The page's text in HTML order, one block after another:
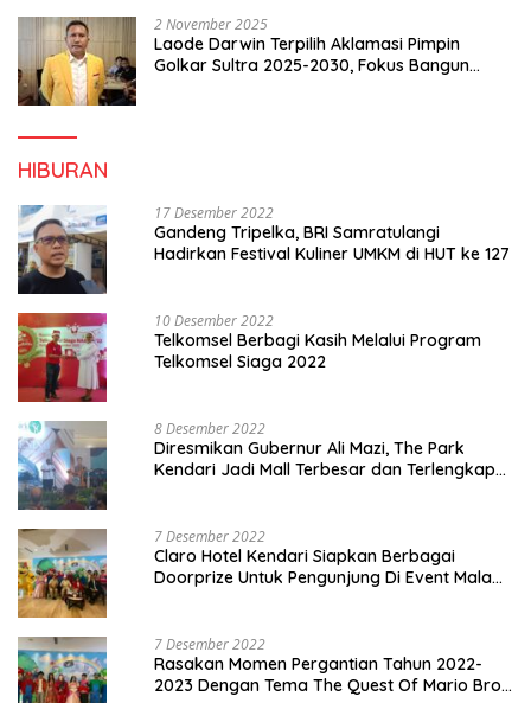
2 November 2025
Laode Darwin Terpilih Aklamasi Pimpin
Golkar Sultra 2025-2030, Fokus Bangun
HIBURAN
17 Desember 2022
Gandeng Tripelka, BRI Samratulangi
Hadirkan Festival Kuliner UMKM di HUT ke 127
10 Desember 2022
Telkomsel Berbagi Kasih Melalui Program
Telkomsel Siaga 2022
8 Desember 2022
Diresmikan Gubernur Ali Mazi, The Park
Kendari Jadi Mall Terbesar dan Terlengkap
7 Desember 2022
Claro Hotel Kendari Siapkan Berbagai
Doorprize Untuk Pengunjung Di Event Malam
7 Desember 2022
Rasakan Momen Pergantian Tahun 2022-
2023 Dengan Tema The Quest Of Mario Bros